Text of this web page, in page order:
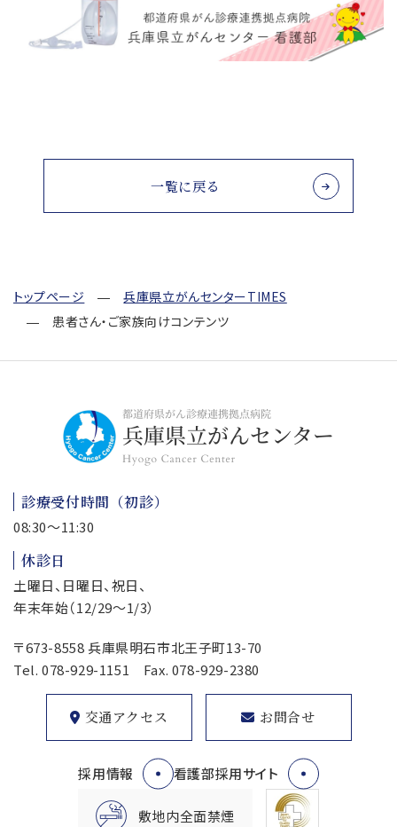
一覧に戻る
トップページ
兵庫県立がんセンターTIMES
患者さん・ご家族向けコンテンツ
診療受付時間（初診）
08:30～11:30
休診日
土曜日、日曜日、祝日、
年末年始（12/29～1/3）
〒673-8558 兵庫県明石市北王子町13-70
Tel. 078-929-1151 Fax. 078-929-2380
交通アクセス お問合せ
採用情報 看護部採用サイト
敷地内全面禁煙